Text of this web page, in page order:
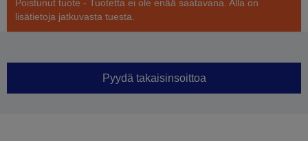
Poistunut tuote - Tuotetta ei ole enää saatavana. Alla on
lisätietoja jatkuvasta tuesta.
Pyydä takaisinsoittoa